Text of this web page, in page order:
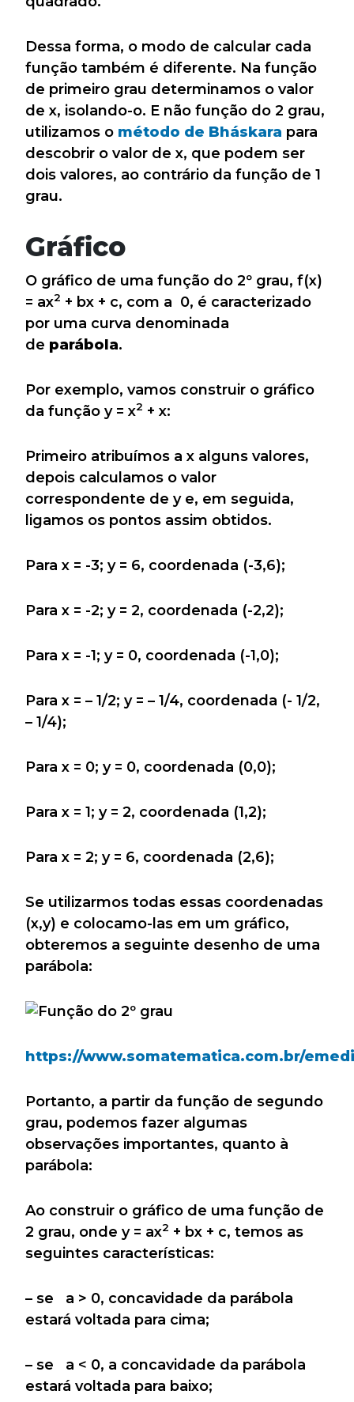
Dessa forma, o modo de calcular cada
função também é diferente. Na função
de primeiro grau determinamos o valor
de x, isolando-o. E não função do 2 grau,
utilizamos o método de Bháskara para
descobrir o valor de x, que podem ser
dois valores, ao contrário da função de 1
grau.
Gráfico
O gráfico de uma função do 2º grau, f(x)
= ax2 + bx + c, com a 0, é caracterizado
por uma curva denominada
de parábola.
Por exemplo, vamos construir o gráfico
da função y = x2 + x:
Primeiro atribuímos a x alguns valores,
depois calculamos o valor
correspondente de y e, em seguida,
ligamos os pontos assim obtidos.
Para x = -3; y = 6, coordenada (-3,6);
Para x = -2; y = 2, coordenada (-2,2);
Para x = -1; y = 0, coordenada (-1,0);
Para x = – 1/2; y = – 1/4, coordenada (- 1/2,
– 1/4);
Para x = 0; y = 0, coordenada (0,0);
Para x = 1; y = 2, coordenada (1,2);
Para x = 2; y = 6, coordenada (2,6);
Se utilizarmos todas essas coordenadas
(x,y) e colocamo-las em um gráfico,
obteremos a seguinte desenho de uma
parábola:
https://www.somatematica.com.br/
Portanto, a partir da função de segundo
grau, podemos fazer algumas
observações importantes, quanto à
parábola:
Ao construir o gráfico de uma função de
2 grau, onde y = ax2 + bx + c, temos as
seguintes características:
– se a > 0, concavidade da parábola
estará voltada para cima;
– se a < 0, a concavidade da parábola
estará voltada para baixo;